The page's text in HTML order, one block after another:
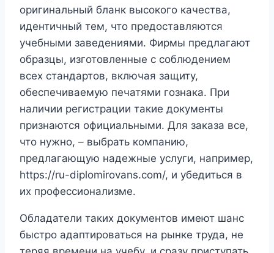
оригинальный бланк высокого качества,
идентичный тем, что предоставляются
учебными заведениями. Фирмы предлагают
образцы, изготовленные с соблюдением
всех стандартов, включая защиту,
обеспечиваемую печатями гознака. При
наличии регистрации такие документы
признаются официальными. Для заказа все,
что нужно, – выбрать компанию,
предлагающую надежные услуги, например,
https://ru-diplomirovans.com/, и убедиться в
их профессионализме.
Обладатели таких документов имеют шанс
быстро адаптироваться на рынке труда, не